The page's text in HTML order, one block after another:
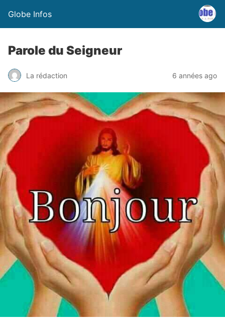
Globe Infos
Parole du Seigneur
La rédaction 6 années ago